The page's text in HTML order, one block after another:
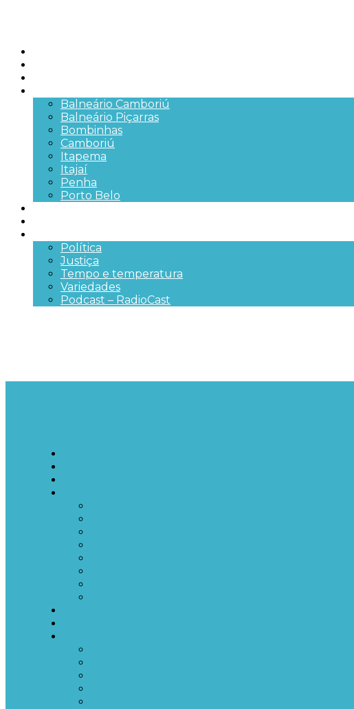
Balneário Camboriú
Balneário Piçarras
Bombinhas
Camboriú
Itapema
Itajaí
Penha
Porto Belo
Política
Justiça
Tempo e temperatura
Variedades
Podcast – RadioCast